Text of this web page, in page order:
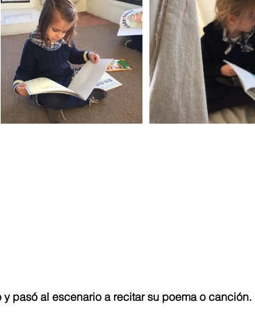
pasó al escenario a recitar su poema o canción.